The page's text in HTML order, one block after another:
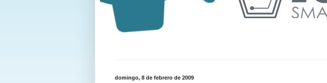
domingo, 8 de febrero de 2009